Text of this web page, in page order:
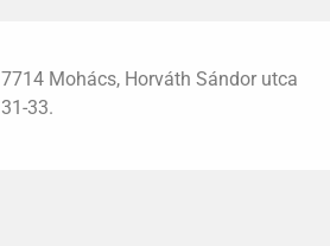
7714 Mohács, Horváth Sándor utca
31-33.